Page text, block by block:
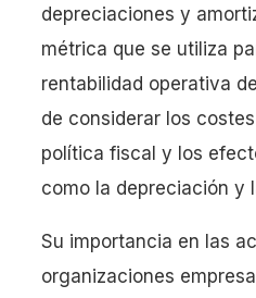
depreciaciones y
métrica que se utiliza
rentabilidad operativa
de considerar los
política fiscal y los
como la depreciación y
Su importancia en las
organizaciones